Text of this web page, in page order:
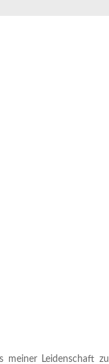
meiner Leidenschaft zu